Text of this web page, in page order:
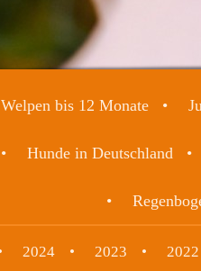
Welpen bis 12 Monate
Hunde in Deutschland
2024 2023 2022